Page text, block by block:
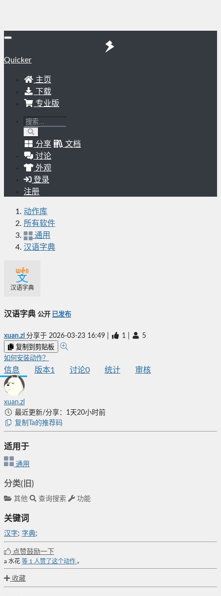
Quicker
主页
下载
专业版
分享
文档
讨论
外观
登录
注册
动作库
所有软件
通用
汉语字典
汉语字典
汉语字典 公开 已发布
xuan.zl 分享于 2026-03-23 16:49 1 5
复制到剪贴板
如何安装动作？
信息 版本1 讨论0 统计 审核
xuan.zl
最近更新/分享：1天20小时前
复制Ta的推荐码
适用于
通用
分类(旧)
其他 查询搜索 功能
关键词
汉字; 字典;
点赞鼓励一下
a 水花 等 1 人赞了这个动作 。
收藏